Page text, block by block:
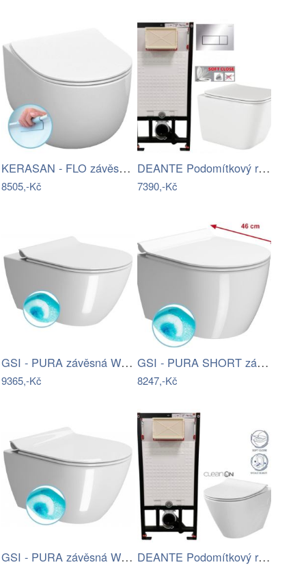
KERASAN - FLO závěsná WC mísa, Rimless,…
8505,-Kč
DEANTE Podomítkový rám, pro závěsné WC…
7390,-Kč
GSI - PURA závěsná WC mísa, Swirlflush,…
9365,-Kč
GSI - PURA SHORT závěsná WC mísa,…
8247,-Kč
GSI - PURA závěsná WC mísa, Swirlflush,… DEANTE Podomítkový rám, pro závěsné WC…